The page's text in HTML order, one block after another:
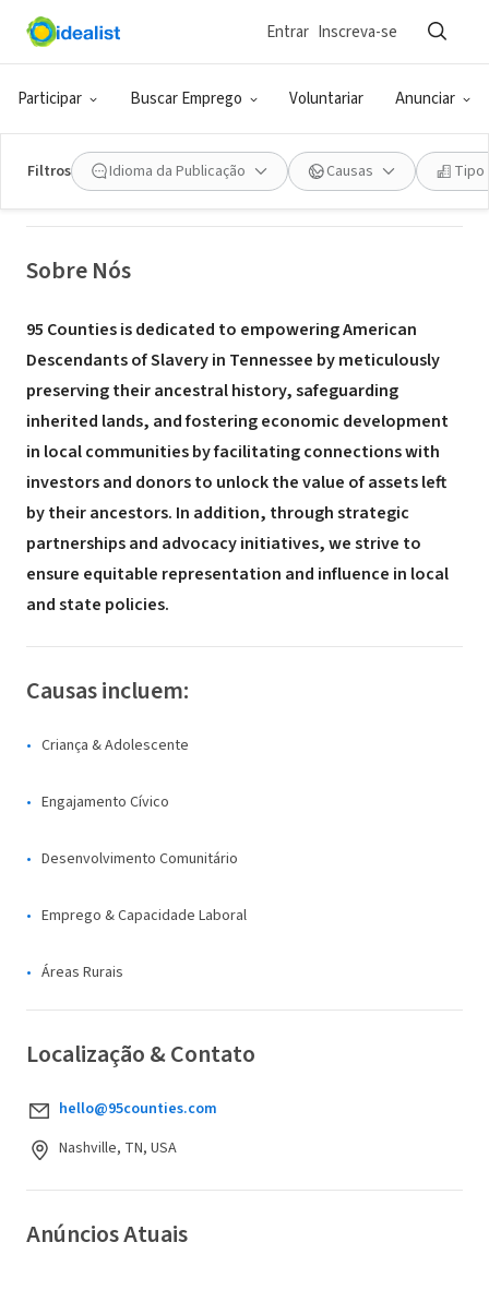
Participar Buscar Emprego Voluntariar Anunciar
Entrar Inscreva-se
Filtros Idioma da Publicação Causas Tipo
ONG (SETOR SOCIAL)
95 Counties
Sobre Nós
95 Counties is dedicated to empowering American
Descendants of Slavery in Tennessee by meticulously
preserving their ancestral history, safeguarding
inherited lands, and fostering economic development
in local communities by facilitating connections with
investors and donors to unlock the value of assets left
by their ancestors. In addition, through strategic
partnerships and advocacy initiatives, we strive to
ensure equitable representation and influence in local
and state policies.
Causas incluem:
Criança & Adolescente
Engajamento Cívico
Desenvolvimento Comunitário
Emprego & Capacidade Laboral
Áreas Rurais
Localização & Contato
hello@95counties.com
Nashville, TN, USA
Anúncios Atuais